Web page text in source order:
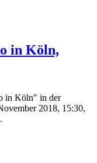
in Köln,
in Köln" in der
2018, 15:30,